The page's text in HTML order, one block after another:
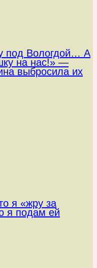
под Вологдой… А
на нас!» —
выбросила их
я «жру за
я подам ей